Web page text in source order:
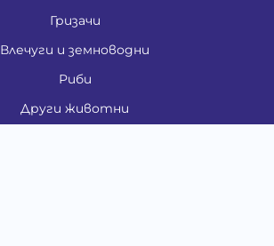
Гризачи
Влечуги и земноводни
Риби
Други животни